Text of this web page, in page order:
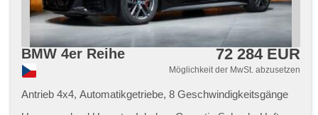
BMW 4er Reihe 72 284 EUR
Möglichkeit der MwSt. abzusetzen
Antrieb 4x4, Automatikgetriebe, 8 Geschwindigkeitsgänge